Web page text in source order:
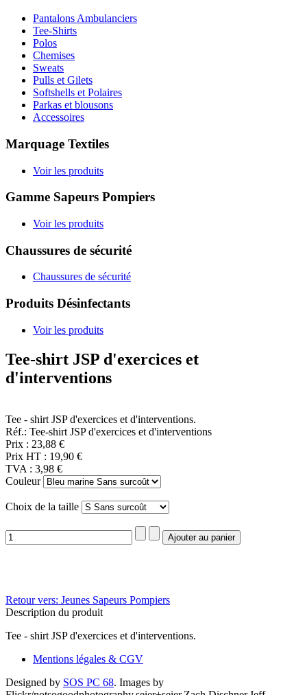
Pantalons Ambulanciers
Tee-Shirts
Polos
Chemises
Sweats
Pulls et Gilets
Softshells et Polaires
Parkas et blousons
Accessoires
Marquage Textiles
Voir les produits
Gamme Sapeurs Pompiers
Voir les produits
Chaussures de sécurité
Chaussures de sécurité
Produits Désinfectants
Voir les produits
Tee-shirt JSP d'exercices et
d'interventions
Tee - shirt JSP d'exercices et d'interventions.
Réf.: Tee-shirt JSP d'exercices et d'interventions
Prix : 23,88 €
Prix HT : 19,90 €
TVA : 3,98 €
Couleur
Choix de la taille
Retour vers: Jeunes Sapeurs Pompiers
Description du produit
Tee - shirt JSP d'exercices et d'interventions.
Mentions légales & CGV
Designed by SOS PC 68. Images by